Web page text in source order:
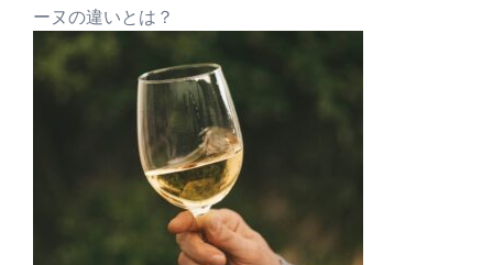
ーヌの違いとは？